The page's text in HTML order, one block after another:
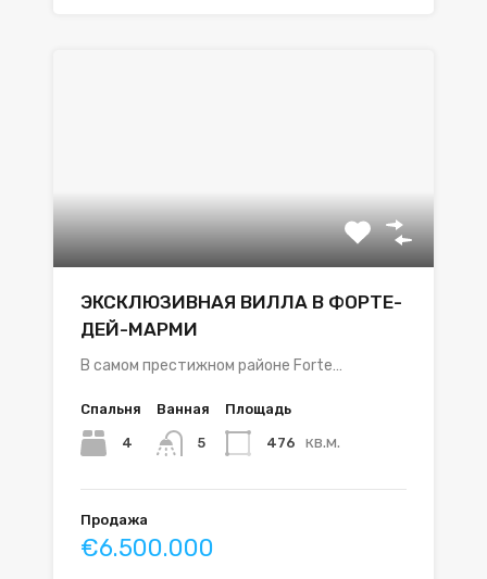
ЭКСКЛЮЗИВНАЯ ВИЛЛА В ФОРТЕ-
ДЕЙ-МАРМИ
В самом престижном районе Forte…
Спальня
4
Ванная
5
Площадь
476 кв.м.
Продажа
€6.500.000